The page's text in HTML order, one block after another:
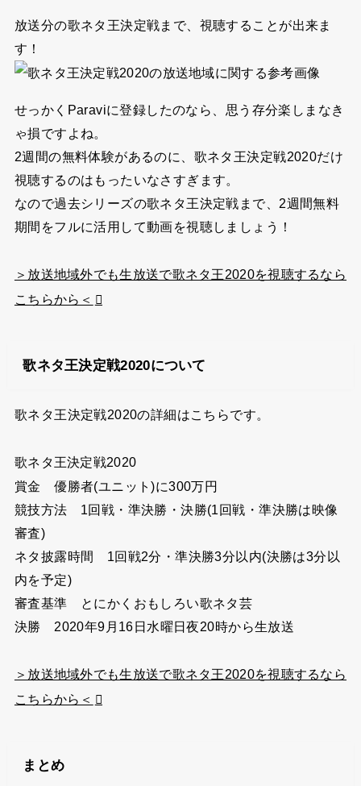
放送分の歌ネタ王決定戦まで、視聴することが出来ま
す！
せっかくParaviに登録したのなら、思う存分楽しまなき
ゃ損ですよね。
2週間の無料体験があるのに、歌ネタ王決定戦2020だけ
視聴するのはもったいなさすぎます。
なので過去シリーズの歌ネタ王決定戦まで、2週間無料
期間をフルに活用して動画を視聴しましょう！
＞放送地域外でも生放送で歌ネタ王2020を視聴するなら
こちらから＜
歌ネタ王決定戦2020について
歌ネタ王決定戦2020の詳細はこちらです。
歌ネタ王決定戦2020
賞金 優勝者(ユニット)に300万円
競技方法 1回戦・準決勝・決勝(1回戦・準決勝は映像
審査)
ネタ披露時間 1回戦2分・準決勝3分以内(決勝は3分以
内を予定)
審査基準 とにかくおもしろい歌ネタ芸
決勝 2020年9月16日水曜日夜20時から生放送
＞放送地域外でも生放送で歌ネタ王2020を視聴するなら
こちらから＜
まとめ